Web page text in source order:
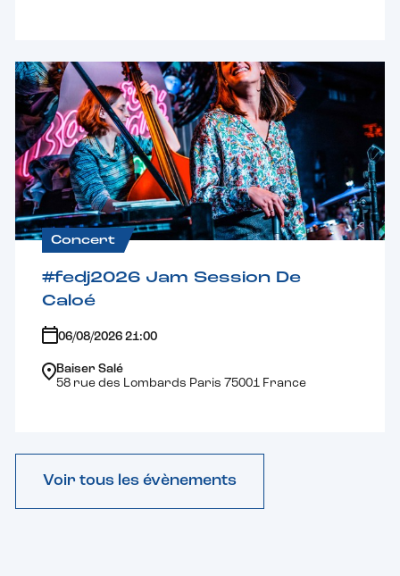
Concert
#fedj2026 Jam Session De
Caloé
06/08/2026 21:00
Baiser Salé
58 rue des Lombards Paris 75001 France
Voir tous les évènements